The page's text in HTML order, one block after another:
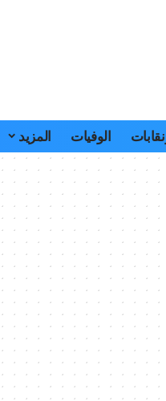
الوفيات المزيد